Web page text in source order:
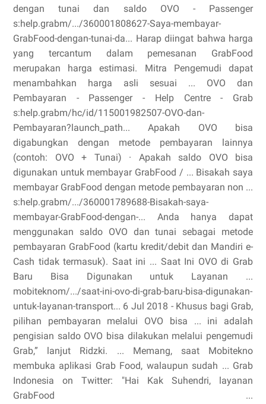
dengan tunai dan saldo OVO - Passenger
s:help.grabm/.../360001808627-Saya-membayar-
GrabFood-dengan-tunai-da... Harap diingat bahwa harga
yang tercantum dalam pemesanan GrabFood
merupakan harga estimasi. Mitra Pengemudi dapat
menambahkan harga asli sesuai ... OVO dan
Pembayaran - Passenger - Help Centre - Grab
s:help.grabm/hc/id/115001982507-OVO-dan-
Pembayaran?launch_path... Apakah OVO bisa
digabungkan dengan metode pembayaran lainnya
(contoh: OVO + Tunai) · Apakah saldo OVO bisa
digunakan untuk membayar GrabFood / ... Bisakah saya
membayar GrabFood dengan metode pembayaran non ...
s:help.grabm/.../360001789688-Bisakah-saya-
membayar-GrabFood-dengan-... Anda hanya dapat
menggunakan saldo OVO dan tunai sebagai metode
pembayaran GrabFood (kartu kredit/debit dan Mandiri e-
Cash tidak termasuk). Saat ini ... Saat Ini OVO di Grab
Baru Bisa Digunakan untuk Layanan ...
mobiteknom/.../saat-ini-ovo-di-grab-baru-bisa-digunakan-
untuk-layanan-transport... 6 Jul 2018 - Khusus bagi Grab,
pilihan pembayaran melalui OVO bisa ... ini adalah
pengisian saldo OVO bisa dilakukan melalui pengemudi
Grab,” lanjut Ridzki. ... Memang, saat Mobitekno
membuka aplikasi Grab Food, walaupun sudah ... Grab
Indonesia on Twitter: "Hai Kak Suhendri, layanan
GrabFood ...